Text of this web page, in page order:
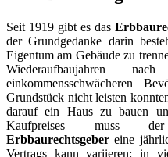
Seit 1919 gibt es das
der Grundgedanke darin
Eigentum am Gebäude zu
Wiederaufbaujahren
einkommensschwächeren
Grundstück nicht leisten
darauf ein Haus zu bauen
Kaufpreises muss
Erbbaurechtsgeber eine
Vertrags kann variieren; in